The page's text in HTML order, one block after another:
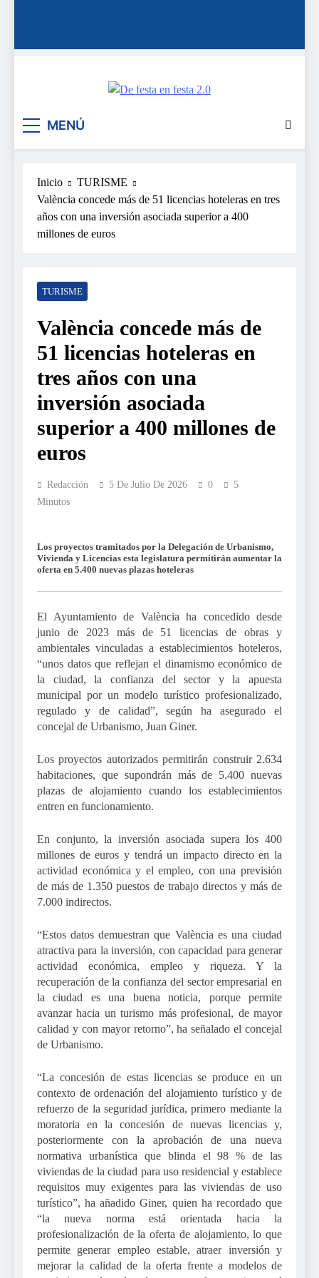
MENÚ
Inicio
TURISME
València concede más de 51 licencias hoteleras en tres
años con una inversión asociada superior a 400
millones de euros
TURISME
València concede más de
51 licencias hoteleras en
tres años con una
inversión asociada
superior a 400 millones de
euros
Redacción 5 De Julio De 2026 0
5
Minutos
Los proyectos tramitados por la Delegación de Urbanismo,
Vivienda y Licencias esta legislatura permitirán aumentar la
oferta en 5.400 nuevas plazas hoteleras
El Ayuntamiento de València ha concedido desde
junio de 2023 más de 51 licencias de obras y
ambientales vinculadas a establecimientos hoteleros,
“unos datos que reflejan el dinamismo económico de
la ciudad, la confianza del sector y la apuesta
municipal por un modelo turístico profesionalizado,
regulado y de calidad”, según ha asegurado el
concejal de Urbanismo, Juan Giner.
Los proyectos autorizados permitirán construir 2.634
habitaciones, que supondrán más de 5.400 nuevas
plazas de alojamiento cuando los establecimientos
entren en funcionamiento.
En conjunto, la inversión asociada supera los 400
millones de euros y tendrá un impacto directo en la
actividad económica y el empleo, con una previsión
de más de 1.350 puestos de trabajo directos y más de
7.000 indirectos.
“Estos datos demuestran que València es una ciudad
atractiva para la inversión, con capacidad para generar
actividad económica, empleo y riqueza. Y la
recuperación de la confianza del sector empresarial en
la ciudad es una buena noticia, porque permite
avanzar hacia un turismo más profesional, de mayor
calidad y con mayor retorno”, ha señalado el concejal
de Urbanismo.
“La concesión de estas licencias se produce en un
contexto de ordenación del alojamiento turístico y de
refuerzo de la seguridad jurídica, primero mediante la
moratoria en la concesión de nuevas licencias y,
posteriormente con la aprobación de una nueva
normativa urbanística que blinda el 98 % de las
viviendas de la ciudad para uso residencial y establece
requisitos muy exigentes para las viviendas de uso
turístico”, ha añadido Giner, quien ha recordado que
“la nueva norma está orientada hacia la
profesionalización de la oferta de alojamiento, lo que
permite generar empleo estable, atraer inversión y
mejorar la calidad de la oferta frente a modelos de